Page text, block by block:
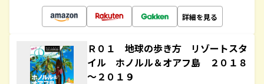
詳細を見る
Ｒ０１ 地球の歩き方 リゾートスタ
イル ホノルル＆オアフ島 ２０１８
～２０１９